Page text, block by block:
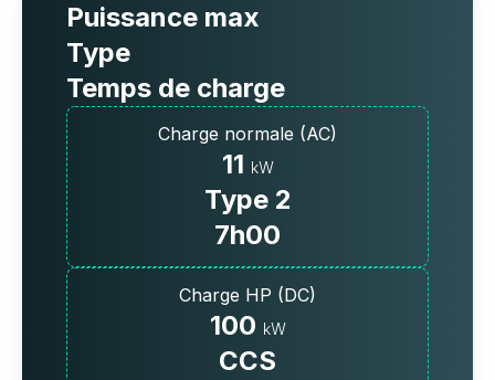
Puissance max
Type
Temps de charge
Charge normale (AC)
11 kW
Type 2
7h00
Charge HP (DC)
100 kW
CCS